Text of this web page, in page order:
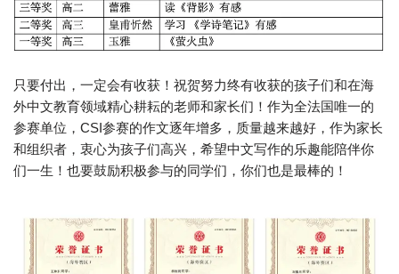
只要付出，一定会有收获！祝贺努力终有收获的孩子们和在海
外中文教育领域精心耕耘的老师和家长们！作为全法国唯一的
参赛单位，CSI参赛的作文逐年增多，质量越来越好，作为家长
和组织者，衷心为孩子们高兴，希望中文写作的乐趣能陪伴你
们一生！也要鼓励积极参与的同学们，你们也是最棒的！